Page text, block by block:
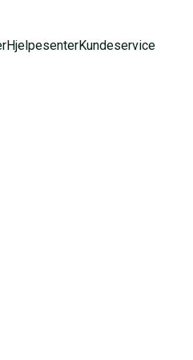
HjelpesenterKundeservice